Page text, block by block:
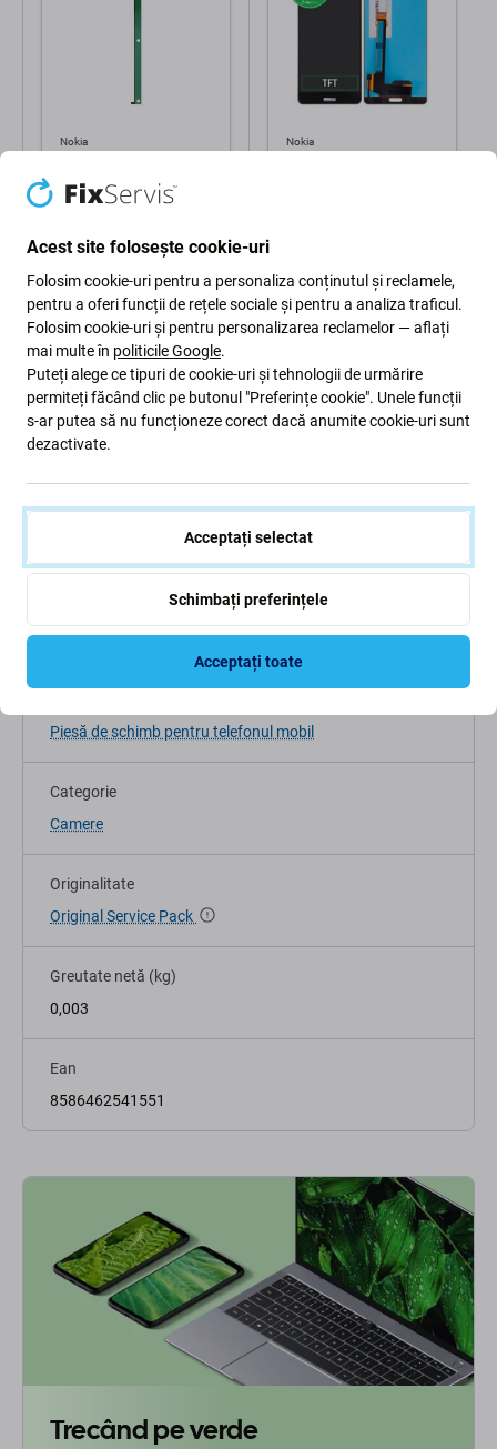
Nokia
sub Touchpad-ul
Adhesive (Laterală) -
Service Pack
5 Lei
Nokia
Specificații
Piesă de schimb pentru telefonul mobil
Categorie
Camere
Originalitate
Original Service Pack
Greutate netă (kg)
0,003
Ean
8586462541551
Trecând pe verde
Acest site folosește cookie-uri
Folosim cookie-uri pentru a personaliza conținutul și reclamele,
pentru a oferi funcții de rețele sociale și pentru a analiza traficul.
Folosim cookie-uri și pentru personalizarea reclamelor — aflați
mai multe în politicile Google.
Puteți alege ce tipuri de cookie-uri și tehnologii de urmărire
permiteți făcând clic pe butonul "Preferințe cookie". Unele funcții
s-ar putea să nu funcționeze corect dacă anumite cookie-uri sunt
dezactivate.
Acceptați selectat
Schimbați preferințele
Acceptați toate